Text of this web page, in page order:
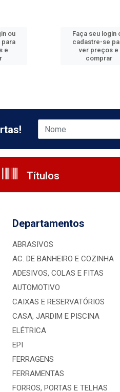
ou
e
Faça seu login
cadastre-se
ver preços e
comprar
Títulos
Departamentos
ABRASIVOS
AC. DE BANHEIRO E COZINHA
ADESIVOS, COLAS E FITAS
AUTOMOTIVO
CAIXAS E RESERVATÓRIOS
CASA, JARDIM E PISCINA
ELÉTRICA
EPI
FERRAGENS
FERRAMENTAS
FORROS, PORTAS E TELHAS